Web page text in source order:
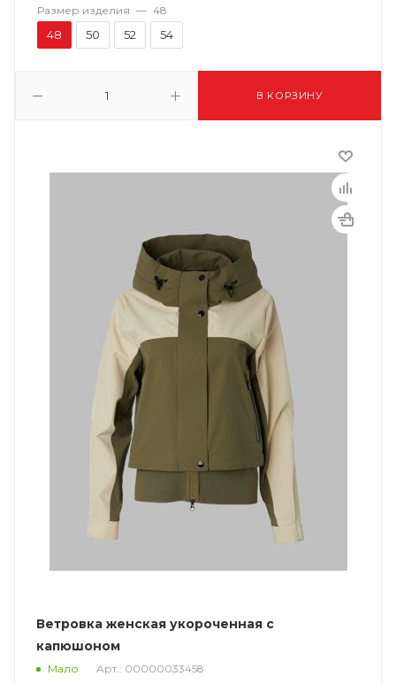
В КОРЗИНУ
Размер изделия — 48
48 50 52 54
Ветровка женская укороченная с
капюшоном
Мало Арт.: 00000033458